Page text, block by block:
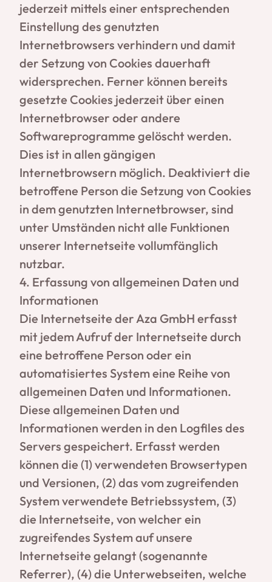
jederzeit mittels einer entsprechenden
Einstellung des genutzten
Internetbrowsers verhindern und damit
der Setzung von Cookies dauerhaft
widersprechen. Ferner können bereits
gesetzte Cookies jederzeit über einen
Internetbrowser oder andere
Softwareprogramme gelöscht werden.
Dies ist in allen gängigen
Internetbrowsern möglich. Deaktiviert die
betroffene Person die Setzung von Cookies
in dem genutzten Internetbrowser, sind
unter Umständen nicht alle Funktionen
unserer Internetseite vollumfänglich
nutzbar.
4. Erfassung von allgemeinen Daten und
Informationen
Die Internetseite der Aza GmbH erfasst
mit jedem Aufruf der Internetseite durch
eine betroffene Person oder ein
automatisiertes System eine Reihe von
allgemeinen Daten und Informationen.
Diese allgemeinen Daten und
Informationen werden in den Logfiles des
Servers gespeichert. Erfasst werden
können die (1) verwendeten Browsertypen
und Versionen, (2) das vom zugreifenden
System verwendete Betriebssystem, (3)
die Internetseite, von welcher ein
zugreifendes System auf unsere
Internetseite gelangt (sogenannte
Referrer), (4) die Unterwebseiten, welche